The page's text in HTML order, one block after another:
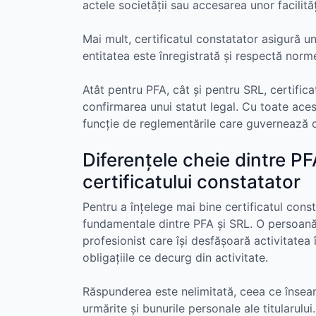
actele societății sau accesarea unor
Mai mult, certificatul constatator asigură
entitatea este înregistrată și respectă
Atât pentru PFA, cât și pentru SRL,
confirmarea unui statut legal. Cu toate
funcție de reglementările care guvernează
Diferențele cheie dintre
certificatului constatator
Pentru a înțelege mai bine certificatul
fundamentale dintre PFA și SRL. O
profesionist care își desfășoară
obligațiile ce decurg din activitate.
Răspunderea este nelimitată, ceea ce
urmărite și bunurile personale ale titularului.